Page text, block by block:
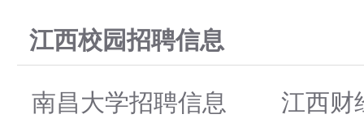
江西校园招聘信息
南昌大学招聘信息 江西财